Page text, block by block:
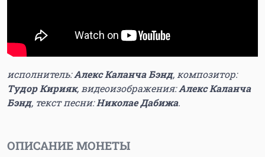
исполнитель:Алекс Каланча Бэнд, композитор:
Тудор Кирияк, видеоизображения:Алекс Каланча
Бэнд, текст песни:Николае Дабижа.
ОПИСАНИЕ МОНЕТЫ